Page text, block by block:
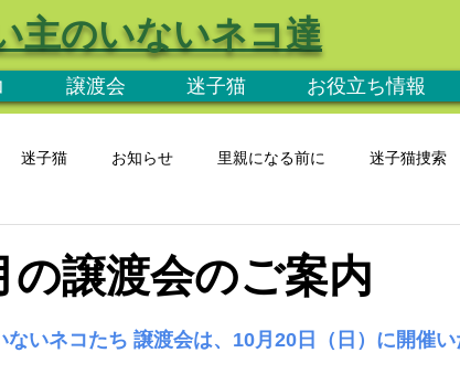
譲渡会 迷子猫 お役立ち情報
のいないネコ達
迷子猫 お知らせ 里親になる前に 迷子猫捜索
の譲渡会のご案内
いネコたち 譲渡会は、10月20日（日）に開催